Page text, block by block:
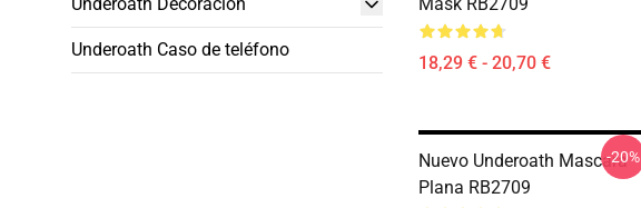
Underoath Caso de teléfono
18,29 € - 20,70 €
Nuevo Underoath Mascara
Plana RB2709
-20%